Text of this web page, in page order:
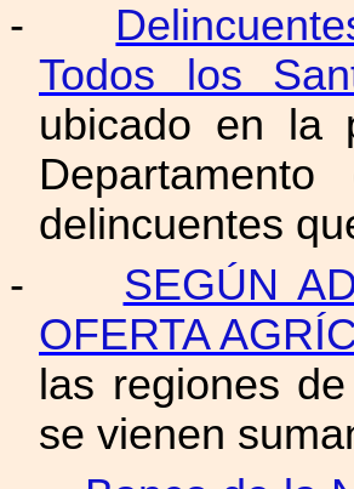
-
Todos los
ubicado en la
delincuentes
-
SEGÚN
OFERTA
las regiones
se vienen